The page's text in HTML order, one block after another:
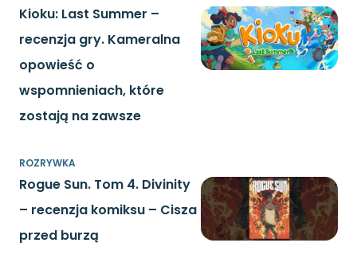
Kioku: Last Summer –
recenzja gry. Kameralna
opowieść o
wspomnieniach, które
zostają na zawsze
ROZRYWKA
Rogue Sun. Tom 4. Divinity
– recenzja komiksu – Cisza
przed burzą